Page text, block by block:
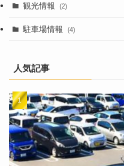
観光情報 (2)
駐車場情報 (4)
人気記事